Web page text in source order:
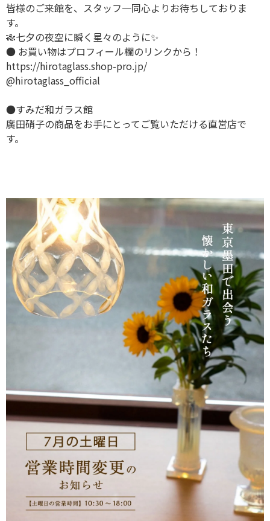
皆様のご来館を、スタッフ一同心よりお待ちしておりま
す。
🎋七夕の夜空に瞬く星々のように✨
● お買い物はプロフィール欄のリンクから！
https://hirotaglass.shop-pro.jp/
@hirotaglass_official
●すみだ和ガラス館
廣田硝子の商品をお手にとってご覧いただける直営店で
す。